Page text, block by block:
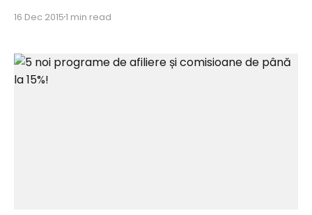
10 noi surse importante de cadouri. Acestea vin din
Sport&Pescuit, Home&Deco sau Cosmetice şi
16 Dec 20151 min read